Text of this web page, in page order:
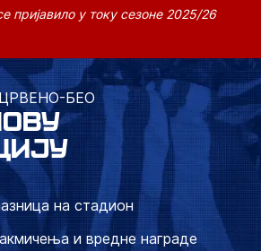
пријавило у току сезоне 2025/26
БЕО
на стадион
и вредне награде